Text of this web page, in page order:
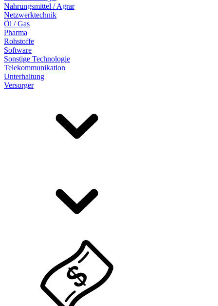
Nahrungsmittel / Agrar
Netzwerktechnik
Öl / Gas
Pharma
Rohstoffe
Software
Sonstige Technologie
Telekommunikation
Unterhaltung
Versorger